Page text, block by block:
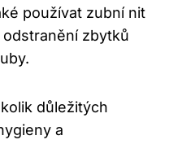
používat zubní nit
zbytků
důležitých
a